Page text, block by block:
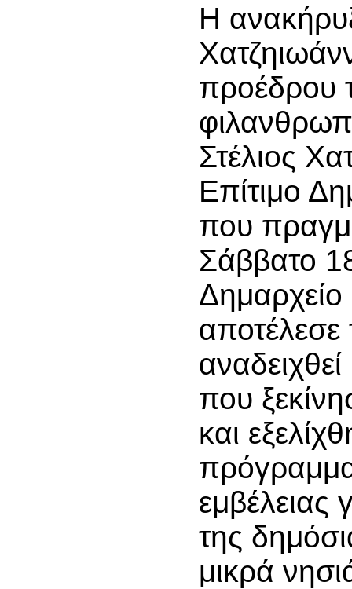
Η
προέδρου
Στέλιος
Επίτιμο
που
Σάββατο
που
και
εμβέλειας
της
μικρά